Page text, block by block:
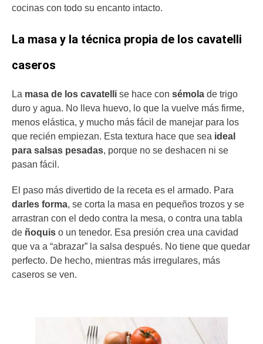
cocinas con todo su encanto intacto.
La masa y la técnica propia de los cavatelli
caseros
La masa de los cavatelli se hace con sémola de trigo
duro y agua. No lleva huevo, lo que la vuelve más firme,
menos elástica, y mucho más fácil de manejar para los
que recién empiezan. Esta textura hace que sea ideal
para salsas pesadas, porque no se deshacen ni se
pasan fácil.
El paso más divertido de la receta es el armado. Para
darles forma, se corta la masa en pequeños trozos y se
arrastran con el dedo contra la mesa, o contra una tabla
de ñoquis o un tenedor. Esa presión crea una cavidad
que va a “abrazar” la salsa después. No tiene que quedar
perfecto. De hecho, mientras más irregulares, más
caseros se ven.